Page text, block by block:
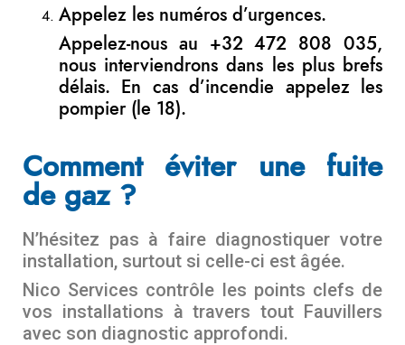
Appelez les numéros d’urgences.
Appelez-nous au +32 472 808 035,
nous interviendrons dans les plus brefs
délais. En cas d’incendie appelez les
pompier (le 18).
Comment éviter une fuite
de gaz ?
N’hésitez pas à faire diagnostiquer votre
installation, surtout si celle-ci est âgée.
Nico Services contrôle les points clefs de
vos installations à travers tout Fauvillers
avec son diagnostic approfondi.